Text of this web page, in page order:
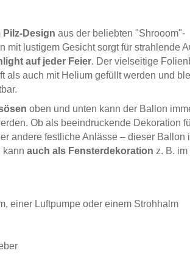
Design aus der beliebten "Shrooom"-
mit lustigem Gesicht sorgt für strahlende
auf jeder Feier. Der vielseitige
als auch mit Helium gefüllt werden und
oben und unten kann der Ballon
Ob als beeindruckende Dekoration
andere festliche Anlässe – dieser Ballon
kann auch als Fensterdekoration z. B.
einer Luftpumpe oder einem Strohhalm